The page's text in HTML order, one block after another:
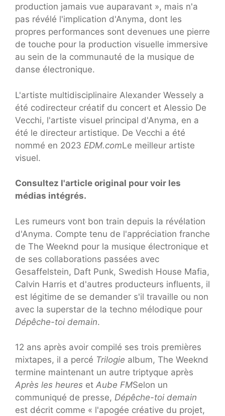
production jamais vue auparavant », mais n'a
pas révélé l'implication d'Anyma, dont les
propres performances sont devenues une pierre
de touche pour la production visuelle immersive
au sein de la communauté de la musique de
danse électronique.
L'artiste multidisciplinaire Alexander Wessely a
été codirecteur créatif du concert et Alessio De
Vecchi, l'artiste visuel principal d'Anyma, en a
été le directeur artistique. De Vecchi a été
nommé en 2023 EDM.comLe meilleur artiste
visuel.
Consultez l'article original pour voir les
médias intégrés.
Les rumeurs vont bon train depuis la révélation
d'Anyma. Compte tenu de l'appréciation franche
de The Weeknd pour la musique électronique et
de ses collaborations passées avec
Gesaffelstein, Daft Punk, Swedish House Mafia,
Calvin Harris et d'autres producteurs influents, il
est légitime de se demander s'il travaille ou non
avec la superstar de la techno mélodique pour
Dépêche-toi demain.
12 ans après avoir compilé ses trois premières
mixtapes, il a percé Trilogie album, The Weeknd
termine maintenant un autre triptyque après
Après les heures et Aube FMSelon un
communiqué de presse, Dépêche-toi demain
est décrit comme « l'apogée créative du projet,